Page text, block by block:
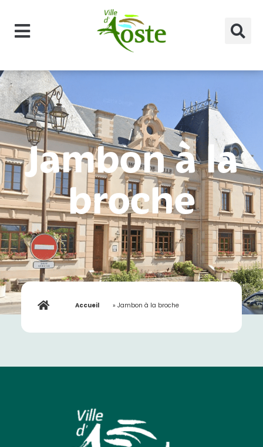
Jambon à la
broche
Accueil »Jambon à la broche